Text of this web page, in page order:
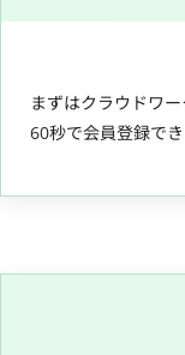
まずはクラウドワ
60秒で会員登録でき